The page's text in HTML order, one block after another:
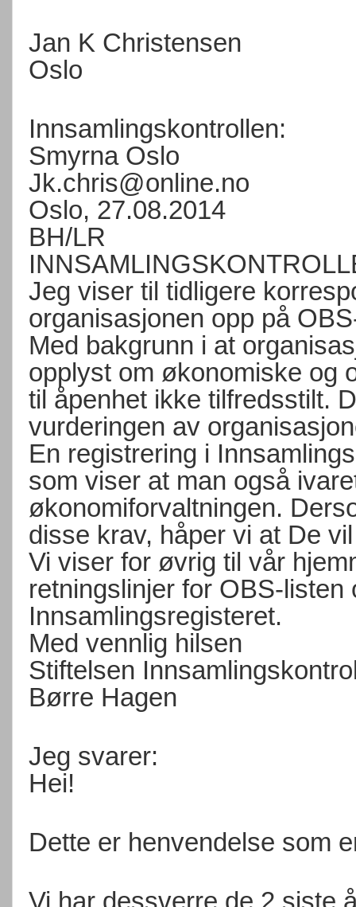
Jan K Christensen
Oslo
Innsamlingskontrollen:
Smyrna Oslo
Jk.chris@online.no
Oslo, 27.08.2014
BH/LR
Jeg viser til tidligere
organisasjonen opp på
Med bakgrunn i at
opplyst om økonomiske og
til åpenhet ikke tilfredsstilt.
vurderingen av
En registrering i
som viser at man også
økonomiforvaltningen.
disse krav, håper vi at De
Vi viser for øvrig til vår
retningslinjer for OBS-
Innsamlingsregisteret.
Med vennlig hilsen
Stiftelsen
Børre Hagen
Jeg svarer:
Hei!
Dette er henvendelse som
Vi har dessverre de 2 siste